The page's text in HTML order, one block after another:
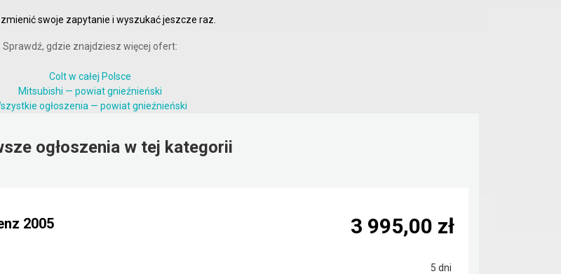
swoje zapytanie i wyszukać jeszcze raz.
Sprawdź, gdzie znajdziesz więcej ofert:
Colt w całej Polsce
Mitsubishi — powiat gnieźnieński
ogłoszenia — powiat gnieźnieński
ogłoszenia w tej kategorii
2005
5 dni
3 995,00 zł